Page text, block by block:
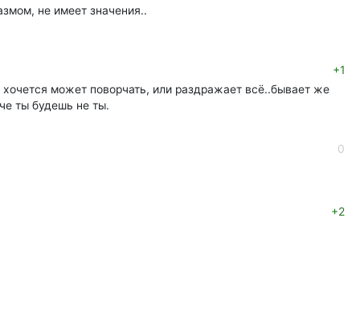
не имеет значения..
+1
может поворчать, или раздражает всё..бывает же
ты будешь не ты.
0
+2